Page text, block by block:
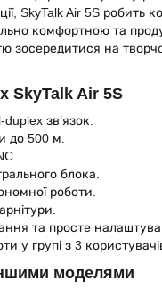
SkyTalk Air 5S робить
комфортною та
зосередитися на
SkyTalk Air 5S
зв’язок.
до 500 м.
блока.
роботи.
та просте
у групі з 3
моделями